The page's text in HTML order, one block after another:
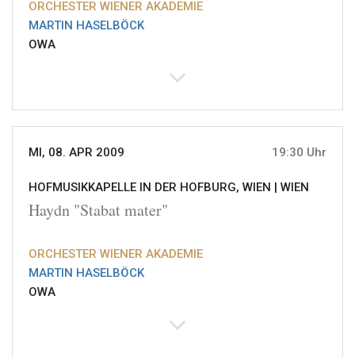
ORCHESTER WIENER AKADEMIE
MARTIN HASELBÖCK
OWA
MI, 08. APR 2009 19:30 Uhr
HOFMUSIKKAPELLE IN DER HOFBURG, WIEN | WIEN
Haydn "Stabat mater"
ORCHESTER WIENER AKADEMIE
MARTIN HASELBÖCK
OWA